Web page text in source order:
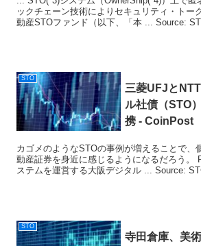
ックチェーン技術によりセキュリティ・トー
動産STOファンド（以下、「本 ... Source:
STO
三菱UFJと
ル社債（STO
携 - CoinPost
カゴメのようなSTOの事例が増えることで、
動産証券を身近に感じるようになるだろう。
ステムを運営する大阪デジタル ... Source:
STO
寺田倉庫、美